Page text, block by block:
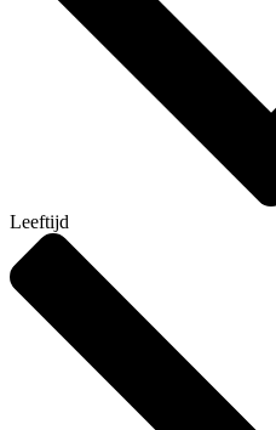
Leeftijd